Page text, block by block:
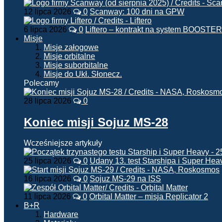
12 lipca 2026 0 Scanway: 100 dni na GPW
6 lipca 2026 0 Liftero – kontrakt na system BOOSTER
Misje
Misje załogowe
Misje orbitalne
Misje suborbitalne
Misje do Ukł. Słonecz.
Polecamy
28 lipca 2026 0
Koniec misji Sojuz MS-28
Wcześniejsze artykuły
25 lipca 2026 0 Udany 13. test Starshipa i Super
16 lipca 2026 0 Sojuz MS-29 na ISS
11 lipca 2026 0 Orbital Matter – misja Replicator 2
B+R
Hardware